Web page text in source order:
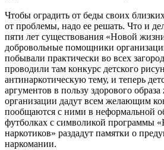
Чтобы оградить от беды своих
от проблемы, надо ее решать. Что и
пяти лет существования «Новой
добровольные помощники
побывали практически во всех
проводили там конкурс детского
антинаркотическую тему, и теперь
аргументов в пользу здорового
организации дадут всем желающим
пообщаются с ними в неформальной
футболках с символикой программы
наркотиков» раздадут памятки о
наркомании.